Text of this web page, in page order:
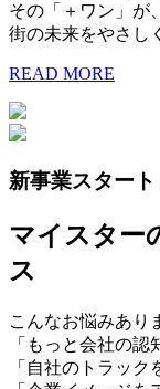
その「＋ワン」が
街の未来をやさし
READ MORE
新事業スタート
マイスター
ス
こんなお悩みあり
「もっと会社の認
「自社のトラック